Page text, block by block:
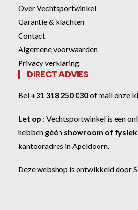
Over Vechtsportwinkel
Garantie & klachten
Contact
Algemene voorwaarden
Privacy verklaring
DIRECT ADVIES
Bel +31 318 250 030ofmail onze
Let op :Vechtsportwinkel is een
hebben géén showroom of
kantooradres in Apeldoorn.
Deze webshop is ontwikkeld door